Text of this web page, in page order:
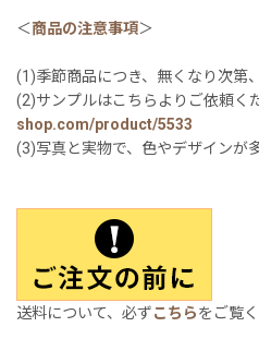
＜商品の注意事項＞
(1)季節商品につき、無くなり次第
(2)サンプルはこちらよりご依頼く
shop.com/product/5533
(3)写真と実物で、色やデザインが
送料について、必ずこちらをご覧